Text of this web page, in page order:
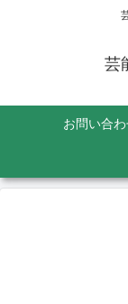
芸
お問い合